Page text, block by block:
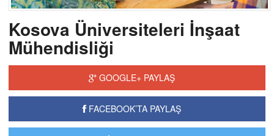
Kosova Üniversiteleri İnşaat
Mühendisliği
GOOGLE+ PAYLAŞ
FACEBOOK’TA PAYLAŞ